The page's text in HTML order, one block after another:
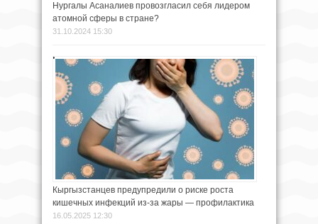
Нургалы Асаналиев провозгласил себя лидером
атомной сферы в стране?
31.10.2024 15:30
Кыргызстанцев предупредили о риске роста
кишечных инфекций из-за жары — профилактика
16.05.2025 12:30